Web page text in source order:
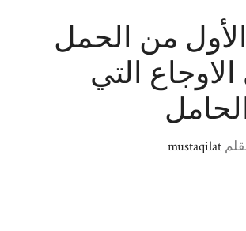
من الحمل
التي
mustaqilat